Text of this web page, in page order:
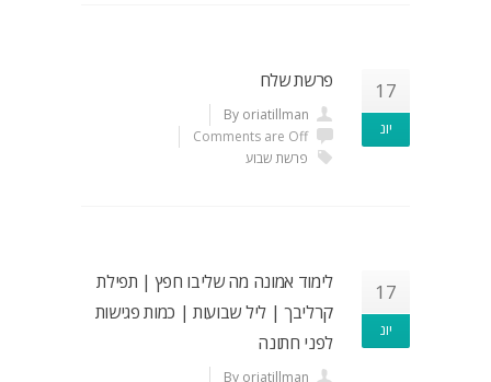
17
יונ
פרשת שלח
By oriatillman
Comments are Off
פרשת שבוע
17
יונ
לימוד אמונה מה שליבו חפץ | תפילת
קרליבך | ליל שבועות | כמות פגישות
לפני חתונה
By oriatillman